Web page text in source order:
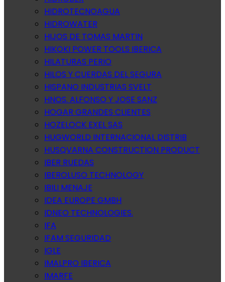
HIDROTECNOAGUA
HIDROWATER
HIJOS DE TOMAS MARTIN
HIKOKI POWER TOOLS IBERICA
HILATURAS PERIO
HILOS Y CUERDAS DEL SEGURA
HISPANO INDUSTRIAS SVELT
HNOS. ALFONSO Y JOSE SANZ
HOGAR GRANDES CLIENTES
HOZELOCK EXEL SAS
HUGWORLD INTERNACIONAL DISTRIB
HUSQVARNA CONSTRUCTION PRODUCT
IBER RUEDAS
IBEROLUSO TECHNOLOGY
IBILI MENAJE
IDEA EUROPE GMBH
IDNEO TECHNOLOGIES.
IFA
IFAM SEGURIDAD
IGLE
IMALPRO IBERICA
IMARFE